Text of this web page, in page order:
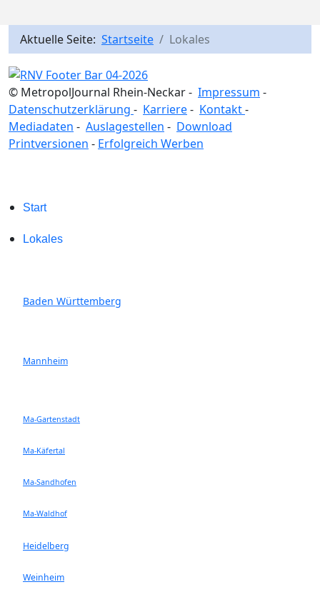
Aktuelle Seite: Startseite Lokales
© MetropolJournal Rhein-Neckar - Impressum -
Datenschutzerklärung - Karriere- Kontakt-
Mediadaten - Auslagestellen - Download
Printversionen - Erfolgreich Werben
Start
Lokales
Baden Württemberg
Mannheim
Ma-Gartenstadt
Ma-Käfertal
Ma-Sandhofen
Ma-Waldhof
Heidelberg
Weinheim